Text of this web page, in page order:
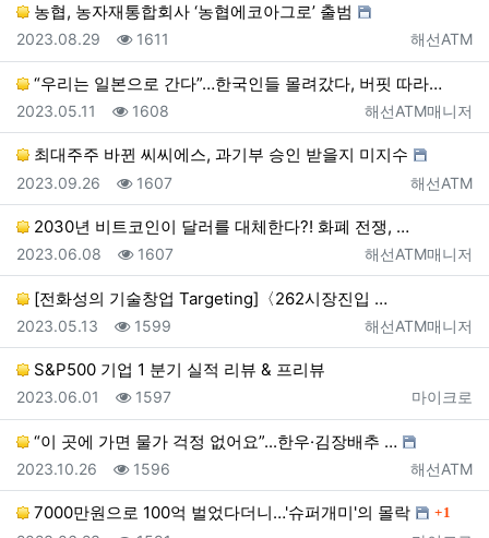
농협, 농자재통합회사 ‘농협에코아그로’ 출범
등록자
해선ATM
등록일
2023.08.29 조회
1611
“우리는 일본으로 간다”…한국인들 몰려갔다, 버핏 따라…
등록자
해선ATM매니저
등록일
2023.05.11 조회
1608
최대주주 바뀐 씨씨에스, 과기부 승인 받을지 미지수
등록자
해선ATM
등록일
2023.09.26 조회
1607
2030년 비트코인이 달러를 대체한다?! 화폐 전쟁, …
등록자
해선ATM매니저
등록일
2023.06.08 조회
1607
[전화성의 기술창업 Targeting]〈262시장진입 …
등록자
해선ATM매니저
등록일
2023.05.13 조회
1599
S&P500 기업 1 분기 실적 리뷰 & 프리뷰
등록자
마이크로
등록일
2023.06.01 조회
1597
“이 곳에 가면 물가 걱정 없어요”...한우·김장배추 …
등록자
해선ATM
등록일
2023.10.26 조회
1596
7000만원으로 100억 벌었다더니…'슈퍼개미'의 몰락 댓글
1